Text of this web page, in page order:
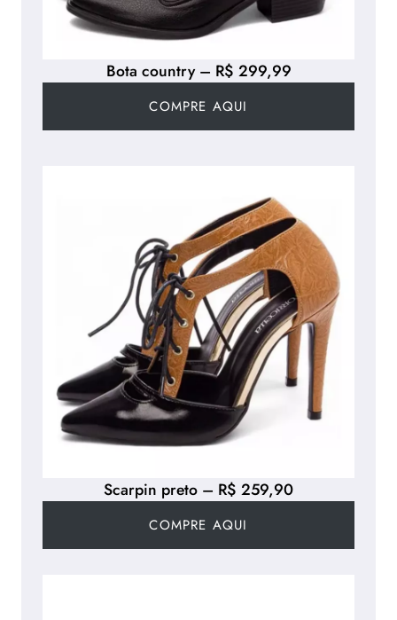
Scarpin preto – R$ 259,90
COMPRE AQUI
Bota country – R$ 299,99
COMPRE AQUI